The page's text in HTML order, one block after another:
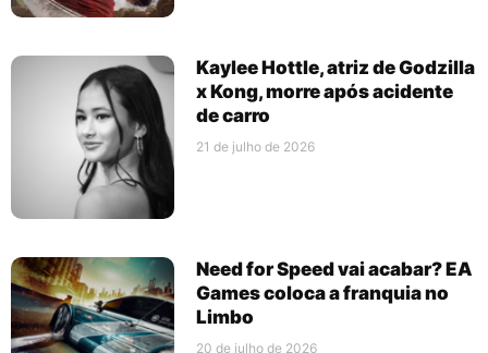
Kaylee Hottle, atriz de Godzilla
x Kong, morre após acidente
de carro
21 de julho de 2026
Need for Speed vai acabar? EA
Games coloca a franquia no
Limbo
20 de julho de 2026